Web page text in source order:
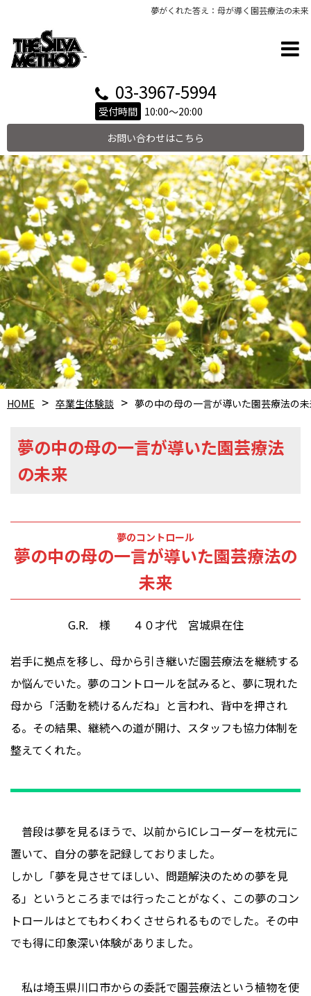
夢がくれた答え：母が導く園芸療法の未来
03-3967-5994
受付時間 10:00～20:00
お問い合わせはこちら
HOME 卒業生体験談 夢の中の母の一言が導いた園芸療法の
夢の中の母の一言が導いた園芸療法
の未来
夢のコントロール
夢の中の母の一言が導いた園芸療法の
未来
G.R. 様 ４０才代 宮城県在住
岩手に拠点を移し、母から引き継いだ園芸療法を継続する
か悩んでいた。夢のコントロールを試みると、夢に現れた
母から「活動を続けるんだね」と言われ、背中を押され
る。その結果、継続への道が開け、スタッフも協力体制を
整えてくれた。
普段は夢を見るほうで、以前からICレコーダーを枕元に
置いて、自分の夢を記録しておりました。
しかし「夢を見させてほしい、問題解決のための夢を見
る」というところまでは行ったことがなく、この夢のコン
トロールはとてもわくわくさせられるものでした。その中
でも得に印象深い体験がありました。
私は埼玉県川口市からの委託で園芸療法という植物を使